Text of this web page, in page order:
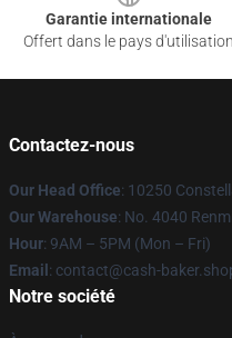
Garantie internationale
Offert dans le pays d'utilisation
Contactez-nous
Our Head Office: 10250
Our Warehouse: No. 4040
Hour: 9AM – 5PM (Mon – Fri)
Email: contact@cash-
Notre société